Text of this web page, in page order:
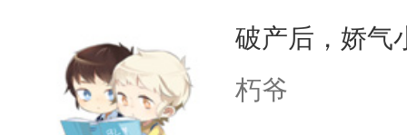
谁？”“楚星你
以朝的注视
了，最后一次
越不对劲。怕
宣布：“从今
破产后，娇气
朽爷